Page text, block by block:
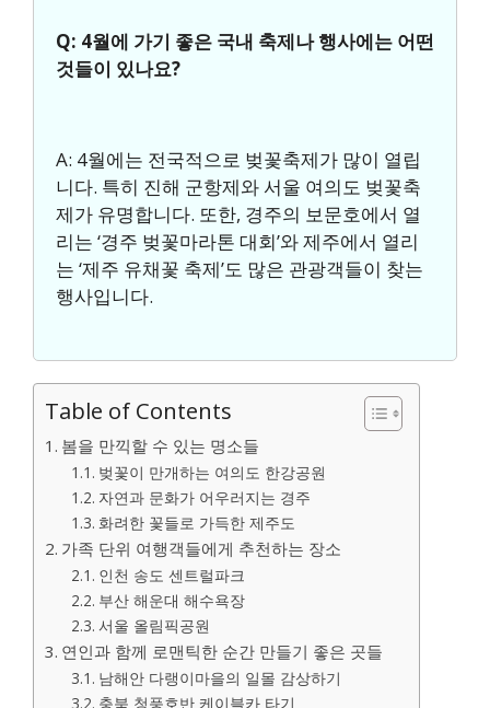
Q: 4월에 가기 좋은 국내 축제나 행사에는 어떤
것들이 있나요?
A: 4월에는 전국적으로 벚꽃축제가 많이 열립
니다. 특히 진해 군항제와 서울 여의도 벚꽃축
제가 유명합니다. 또한, 경주의 보문호에서 열
리는 ‘경주 벚꽃마라톤 대회’와 제주에서 열리
는 ‘제주 유채꽃 축제’도 많은 관광객들이 찾는
행사입니다.
Table of Contents
봄을 만끽할 수 있는 명소들
벚꽃이 만개하는 여의도 한강공원
자연과 문화가 어우러지는 경주
화려한 꽃들로 가득한 제주도
가족 단위 여행객들에게 추천하는 장소
인천 송도 센트럴파크
부산 해운대 해수욕장
서울 올림픽공원
연인과 함께 로맨틱한 순간 만들기 좋은 곳들
남해안 다랭이마을의 일몰 감상하기
충북 청풍호반 케이블카 타기